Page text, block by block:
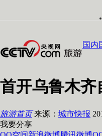
国内
首开乌鲁木齐
旅游首页 来源： 城市快报
我要分享